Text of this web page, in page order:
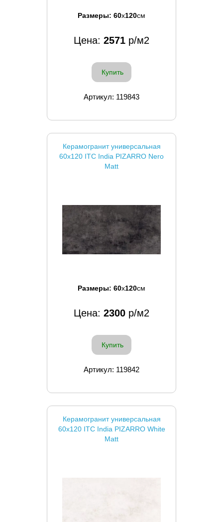
Размеры: 60x120см
Цена: 2571 р/м2
Купить
Артикул: 119843
Керамогранит универсальная
60x120 ITC India PIZARRO Nero
Matt
Размеры: 60x120см
Цена: 2300 р/м2
Купить
Артикул: 119842
Керамогранит универсальная
60x120 ITC India PIZARRO White
Matt